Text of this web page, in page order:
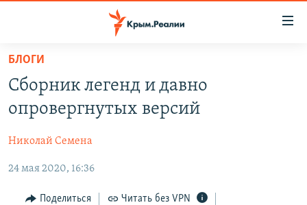
Вернуться
основному
содержанию
Вернутся
навигации
Вернутся
НОВОСТИ
СПЕЦПРОЕКТЫ
КАРТА ВОЕННЫХ ОБЪЕКТОВ КРЫМА
11 ЛЕТ ОККУПАЦИИ КРЫМА. 11 ИСТОРИЙ СОПРОТИВЛЕНИЯ
ВОДА
ИСТОРИЯ
ЕЩЕ
ИНТЕРАКТИВ
РАДІО СВОБОДА
БЛОГИ
Сборник легенд и давно
опровергнутых версий
Николай Семена
24 мая 2020, 16:36
Поделиться Читать без VPN